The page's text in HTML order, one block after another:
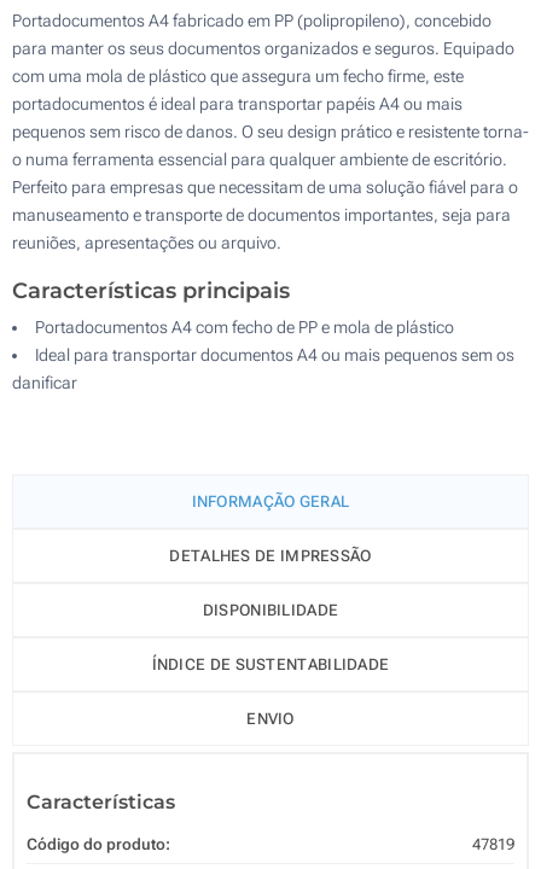
Portadocumentos A4 fabricado em PP (polipropileno), concebido
para manter os seus documentos organizados e seguros. Equipado
com uma mola de plástico que assegura um fecho firme, este
portadocumentos é ideal para transportar papéis A4 ou mais
pequenos sem risco de danos. O seu design prático e resistente torna-
o numa ferramenta essencial para qualquer ambiente de escritório.
Perfeito para empresas que necessitam de uma solução fiável para o
manuseamento e transporte de documentos importantes, seja para
reuniões, apresentações ou arquivo.
Características principais
Portadocumentos A4 com fecho de PP e mola de plástico
Ideal para transportar documentos A4 ou mais pequenos sem os
danificar
INFORMAÇÃO GERAL
DETALHES DE IMPRESSÃO
DISPONIBILIDADE
ÍNDICE DE SUSTENTABILIDADE
ENVIO
Características
Código do produto: 47819